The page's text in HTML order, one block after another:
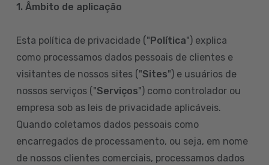
1. Âmbito de aplicação
Esta política de privacidade ("Política") explica
como processamos dados pessoais de clientes e
visitantes de nossos sites ("Sites") e usuários de
nossos serviços ("Serviços") como controlador ou
empresa sob as leis de privacidade aplicáveis.
Quando coletamos dados pessoais como
encarregados de processamento, ou seja, em nome
de nossos clientes comerciais, processamos dados